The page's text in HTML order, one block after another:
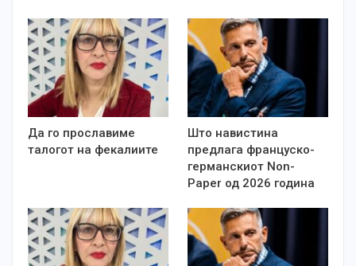
Да го прославиме
талогот на фекалиите
Што навистина
предлага француско-
германскиот Non-
Paper од 2026 година